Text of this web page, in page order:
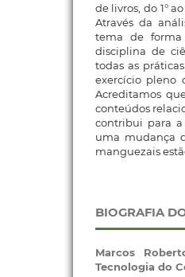
de livros, do 1°
Através da
tema de
disciplina de
todas as
exercício pleno
Acreditamos
conteúdos
contribui para a
uma mudança
manguezais
BIOGRAFIA
Marcos
Tecnologia do